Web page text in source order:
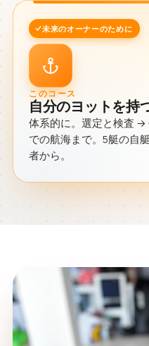
未来のオーナーのために
このコース
自分のヨットを持
体系的に。選定と検査
での航海まで。5艇の自
者から。